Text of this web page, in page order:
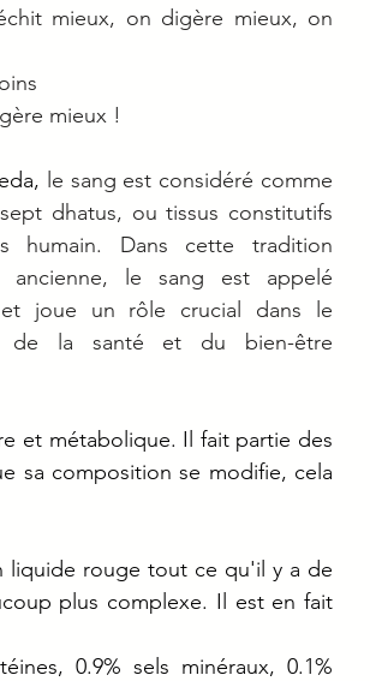
mieux, on digère mieux, on
mieux !
le sang est considéré comme
dhatus, ou tissus constitutifs
humain. Dans cette tradition
ancienne, le sang est appelé
joue un rôle crucial dans le
de la santé et du bien-être
et métabolique. Il fait partie des
sa composition se modifie, cela
liquide rouge tout ce qu'il y a de
plus complexe. Il est en fait
0.9% sels minéraux, 0.1%